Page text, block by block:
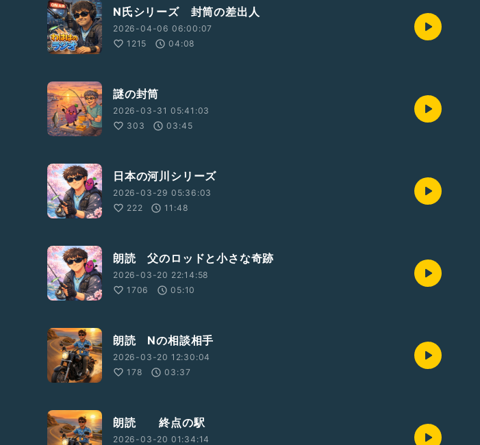
N氏シリーズ 封筒の差出人
2026-04-06 06:00:07
1215
04:08
謎の封筒
2026-03-31 05:41:03
303
03:45
日本の河川シリーズ
2026-03-29 05:36:03
222
11:48
朗読 父のロッドと小さな奇跡
2026-03-20 22:14:58
1706
05:10
朗読 Nの相談相手
2026-03-20 12:30:04
178
03:37
朗読 終点の駅
2026-03-20 01:34:14